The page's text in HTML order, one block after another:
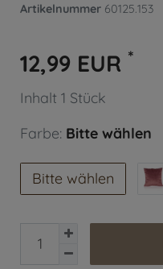
Artikelnummer 60125.153
12,99 EUR *
Inhalt 1 Stück
Farbe: Bitte wählen
Bitte wählen